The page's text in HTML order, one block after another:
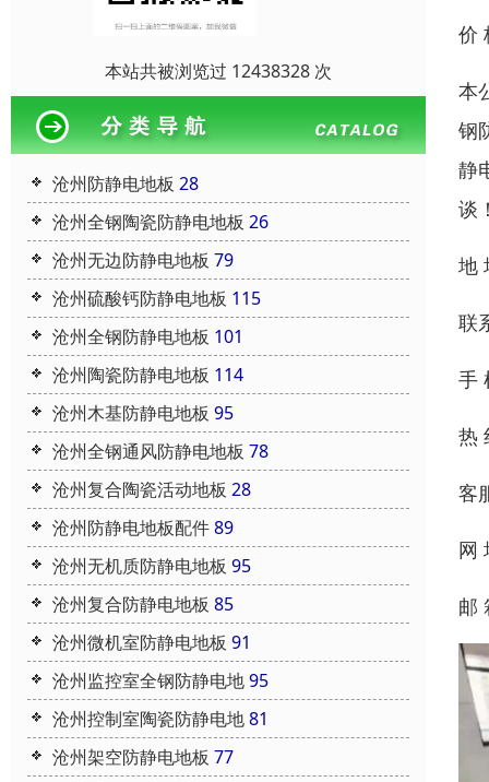
本站共被浏览过 12438328 次
沧州防静电地板 28
沧州全钢陶瓷防静电地板 26
沧州无边防静电地板 79
沧州硫酸钙防静电地板 115
沧州全钢防静电地板 101
沧州陶瓷防静电地板 114
沧州木基防静电地板 95
沧州全钢通风防静电地板 78
沧州复合陶瓷活动地板 28
沧州防静电地板配件89
沧州无机质防静电地板 95
沧州复合防静电地板 85
沧州微机室防静电地板 91
沧州监控室全钢防静电地95
沧州控制室陶瓷防静电地81
沧州架空防静电地板 77
价
本
钢
静
谈
地
联
手
热
客
网
邮